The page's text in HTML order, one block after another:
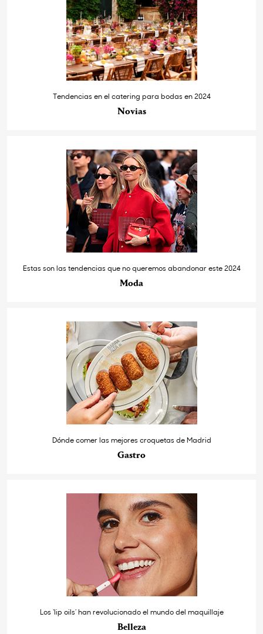
Tendencias en el catering para bodas en 2024
Novias
Estas son las tendencias que no queremos abandonar este 2024
Moda
Dónde comer las mejores croquetas de Madrid
Gastro
Los ‘lip oils’ han revolucionado el mundo del maquillaje
Belleza